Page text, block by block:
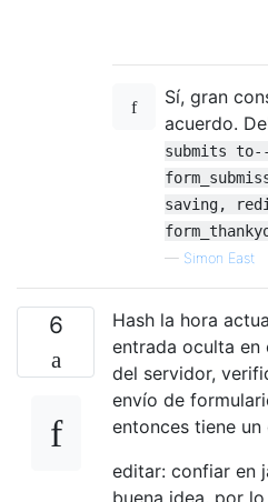
Sí, gran
acuerdo.
submits
saving,
— Simon East
6
Hash la hora
entrada oculta en
del servidor,
envío de
entonces tiene
editar: confiar en
buena idea, por